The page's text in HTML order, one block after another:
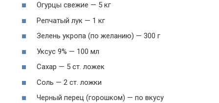
Огурцы свежие — 5 кг
Репчатый лук — 1 кг
Зелень укропа (по желанию) — 300 г
Уксус 9% — 100 мл
Сахар — 5 ст. ложек
Соль — 2 ст. ложки
Черный перец (горошком) — по вкусу